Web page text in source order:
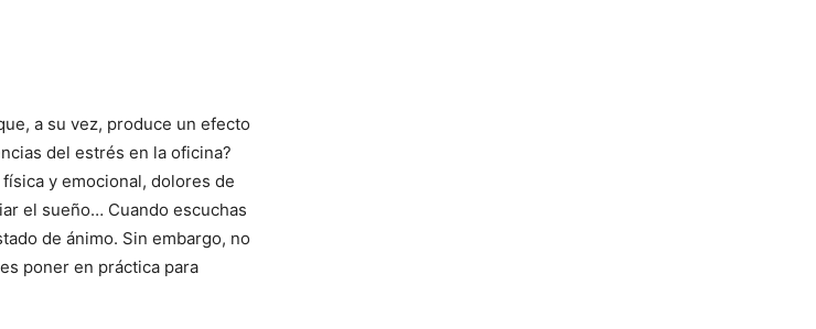
a su vez, produce un efecto
del estrés en la oficina?
y emocional, dolores de
el sueño… Cuando escuchas
de ánimo. Sin embargo, no
poner en práctica para